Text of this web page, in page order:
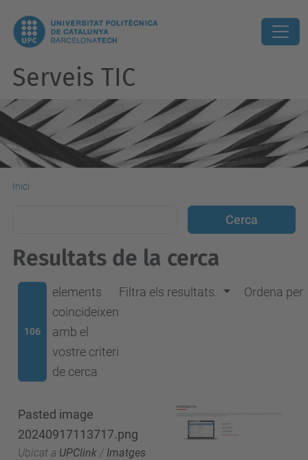
Serveis TIC
Inici
Resultats de la cerca
106
elements
coincideixen
amb el
vostre criteri
de cerca
Filtra els resultats. Ordena per
Pasted image
20240917113717.png
Ubicat a UPClink / Imatges